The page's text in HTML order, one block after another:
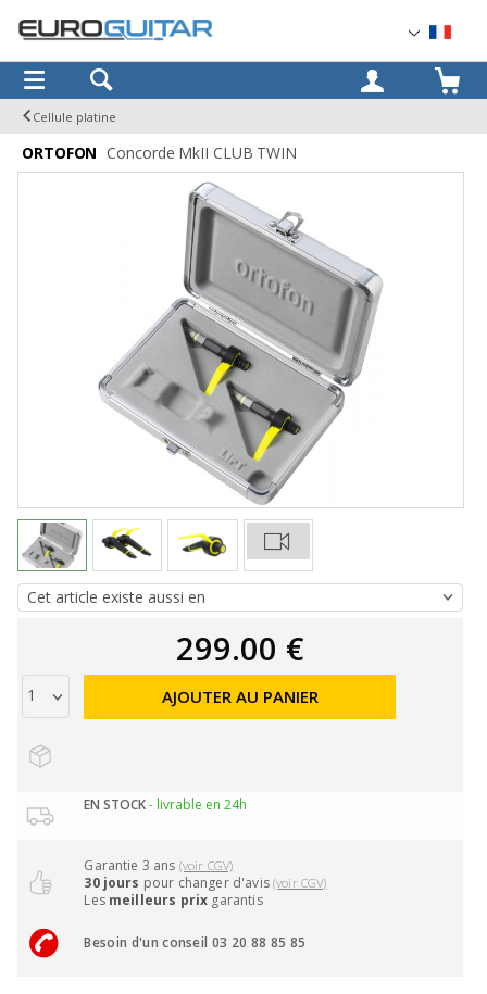
OK
Cellule platine
ORTOFON Concorde MkII CLUB TWIN
299.00 €
AJOUTER AU PANIER
EN STOCK- livrable en 24h
Garantie 3 ans (voir CGV)
30 jours pour changer d'avis(voir CGV)
Les meilleurs prix garantis
Besoin d'un conseil 03 20 88 85 85